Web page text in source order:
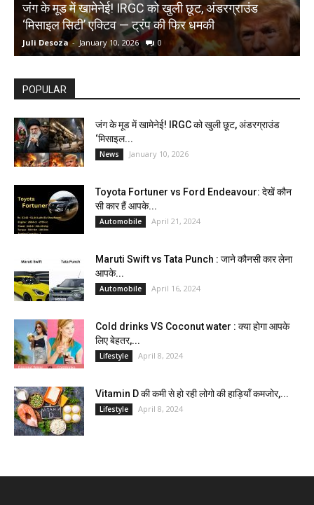
जंग के मूड में खामेनेई! IRGC को खुली छूट, अंडरग्राउंड
‘मिसाइल सिटी’ एक्टिव — ट्रंप की फिर धमकी
Juli Desoza - January 10, 2026 0
POPULAR
जंग के मूड में खामेनेई! IRGC को खुली छूट, अंडरग्राउंड
‘मिसाइल...
News January 10, 2026
Toyota Fortuner vs Ford Endeavour: देखें कौन
सी कार हैं आपके...
Automobile April 21, 2024
Maruti Swift vs Tata Punch : जाने कौनसी कार लेना
आपके...
Automobile April 16, 2024
Cold drinks VS Coconut water : क्या होगा आपके
लिए बेहतर,...
Lifestyle April 8, 2024
Vitamin D की कमी से हो रही लोगो की हाड़ियाँ कमजोर,...
Lifestyle April 8, 2024